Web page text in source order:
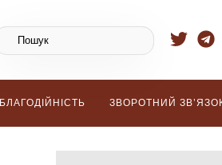
БЛАГОДІЙНІСТЬ ЗВОРОТНИЙ